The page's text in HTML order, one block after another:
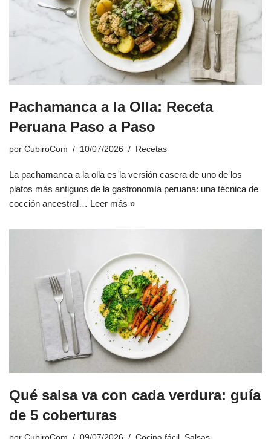
Pachamanca a la Olla: Receta
Peruana Paso a Paso
por CubiroCom 10/07/2026 Recetas
La pachamanca a la olla es la versión casera de uno de los
platos más antiguos de la gastronomía peruana: una técnica de
cocción ancestral… Leer más »
Qué salsa va con cada verdura: guía
de 5 coberturas